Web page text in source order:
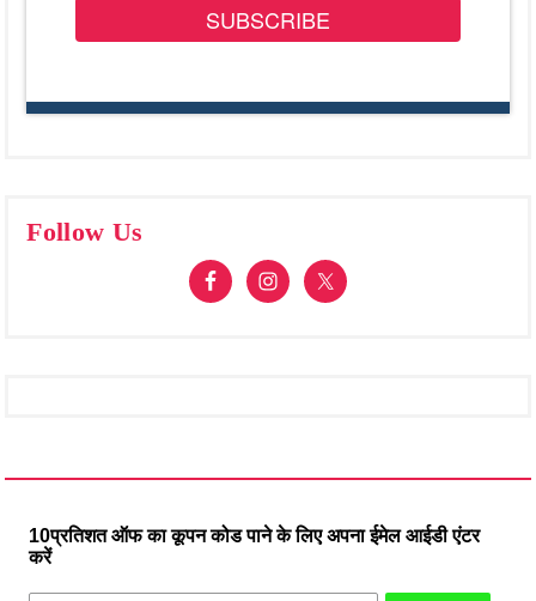
SUBSCRIBE
Follow Us
10प्रतिशत ऑफ का कूपन कोड पाने के लिए अपना ईमेल आईडी एंटर
करें